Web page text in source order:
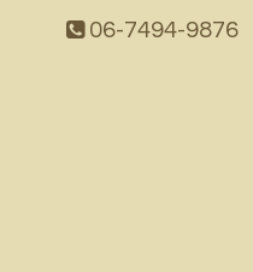
06-7494-9876